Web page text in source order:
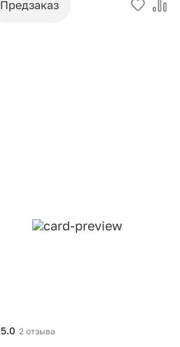
Предзаказ
2 отзыва
5.0